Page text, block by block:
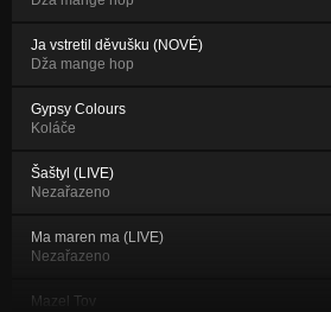
Ja vstretil děvušku (NOVÉ)
Dža mange hop
Gypsy Colours
Koláče
Šaštyl (LIVE)
Nezařazeno
Ma maren ma (LIVE)
Nezařazeno
Mazel Tov